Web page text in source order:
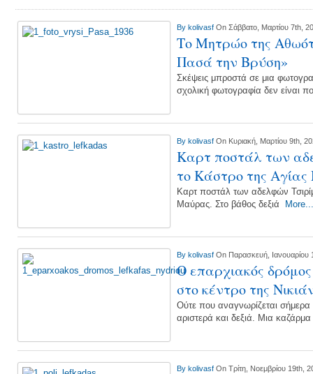
By kolivasf On Σάββατο, Μαρτίου 7th,
Το Μητρώο της
Πασά την Βρύση»
Σκέψεις μπροστά σε μια
σχολική φωτογραφία δεν είναι
By kolivasf On Κυριακή, Μαρτίου 9th,
Καρτ ποστάλ των
το Κάστρο της
Καρτ ποστάλ των αδελφών
Μαύρας. Στο βάθος δεξιά
More...
By kolivasf On Παρασκευή, Ιανουαρίου
Ο επαρχιακός
στο κέντρο της
Ούτε που αναγνωρίζεται
αριστερά και δεξιά. Μια
By kolivasf On Τρίτη, Νοεμβρίου 19th,